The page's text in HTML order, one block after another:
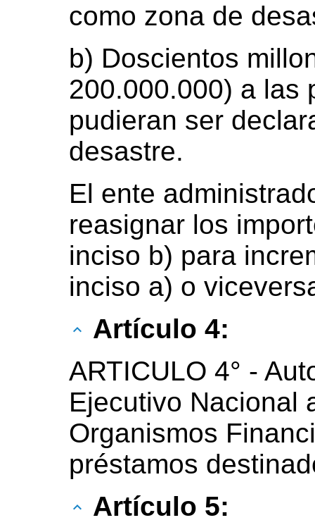
como zona de
b) Doscientos
200.000.000) a las
pudieran ser
desastre.
El ente
reasignar los
inciso b) para
inciso a) o
Artículo 4:
ARTICULO 4° -
Ejecutivo Nacional
Organismos
préstamos
Artículo 5: